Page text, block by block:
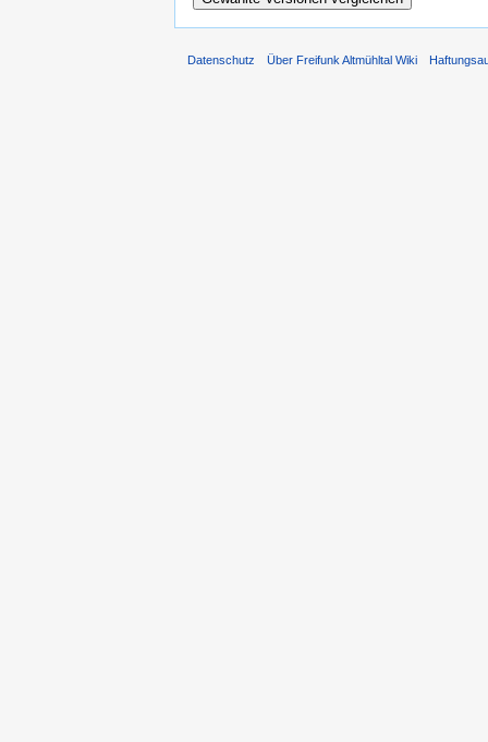
Datenschutz Über Freifunk Altmühltal Wiki